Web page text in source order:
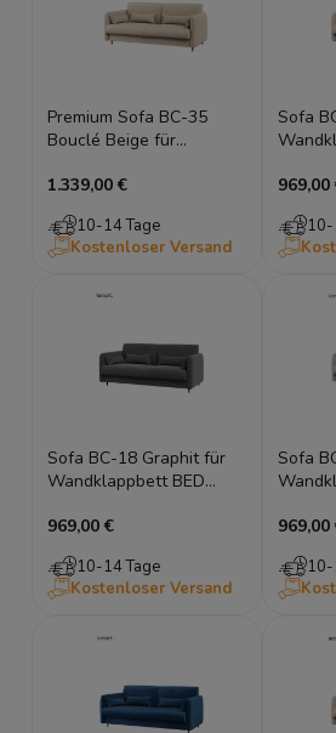
Premium Sofa BC-35
Bouclé Beige für
CONCEPT 180x200
1.339,00 €
10-14 Tage
Kostenloser Versand
Sofa
969,00
Sofa BC-18 Graphit für
Wandklappbett BED
140x200
969,00 €
10-14 Tage
Kostenloser Versand
Sofa
969,00